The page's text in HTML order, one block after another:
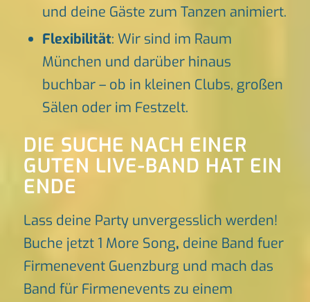
und deine Gäste zum Tanzen animiert.
Flexibilität: Wir sind im Raum
München und darüber hinaus
buchbar – ob in kleinen Clubs, großen
Sälen oder im Festzelt.
DIE SUCHE NACH EINER
GUTEN LIVE-BAND HAT EIN
ENDE
Lass deine Party unvergesslich werden!
Buche jetzt 1 More Song, deine Band fuer
Firmenevent Guenzburg und mach das
Band für Firmenevents zu einem